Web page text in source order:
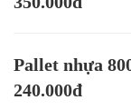
Pallet